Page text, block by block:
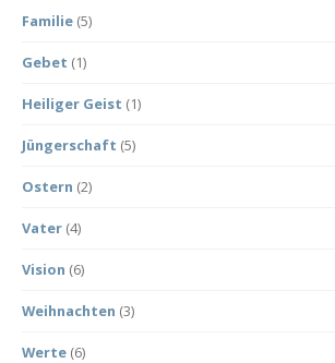
Familie (5)
Gebet (1)
Heiliger Geist (1)
Jüngerschaft (5)
Ostern (2)
Vater (4)
Vision (6)
Weihnachten (3)
Werte (6)